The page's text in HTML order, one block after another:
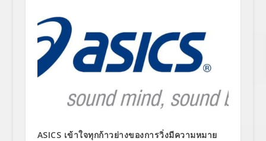
ASICS เข้าใจทุกก้าวย่างของการวิ่งมีความหมาย